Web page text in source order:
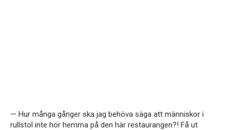
— Hur många gånger ska jag behöva säga att människor i
rullstol inte hör hemma på den här restaurangen?! Få ut